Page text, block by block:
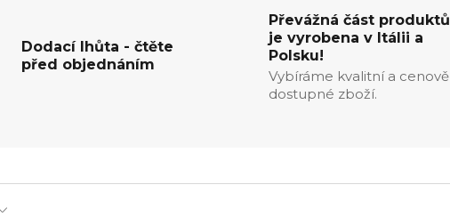
Dodací lhůta - čtěte
před objednáním
Převážná část produktů
je vyrobena v Itálii a
Polsku!
Vybíráme kvalitní a cenově
dostupné zboží.